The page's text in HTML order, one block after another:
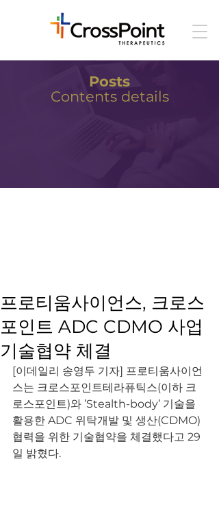
Posts
Contents details
프로티움사이언스, 크로스
포인트 ADC CDMO 사업
기술협약 체결
[이데일리 송영두 기자] 프로티움사이언
스는 크로스포인트테라퓨틱스(이하 크
로스포인트)와 ’Stealth-body’ 기술을
활용한 ADC 위탁개발 및 생산(CDMO)
협력을 위한 기술협약을 체결했다고 29
일 밝혔다.